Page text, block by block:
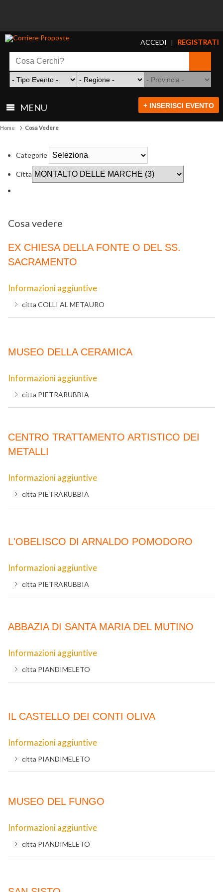
ACCEDI | REGISTRATI
MENU + INSERISCI EVENTO
Home Cosa Vedere
Categorie
Citta
Cosa vedere
EX CHIESA DELLA FONTE O DEL SS.
SACRAMENTO
Informazioni aggiuntive
citta COLLI AL METAURO
MUSEO DELLA CERAMICA
Informazioni aggiuntive
citta PIETRARUBBIA
CENTRO TRATTAMENTO ARTISTICO DEI
METALLI
Informazioni aggiuntive
citta PIETRARUBBIA
L'OBELISCO DI ARNALDO POMODORO
Informazioni aggiuntive
citta PIETRARUBBIA
ABBAZIA DI SANTA MARIA DEL MUTINO
Informazioni aggiuntive
citta PIANDIMELETO
IL CASTELLO DEI CONTI OLIVA
Informazioni aggiuntive
citta PIANDIMELETO
MUSEO DEL FUNGO
Informazioni aggiuntive
citta PIANDIMELETO